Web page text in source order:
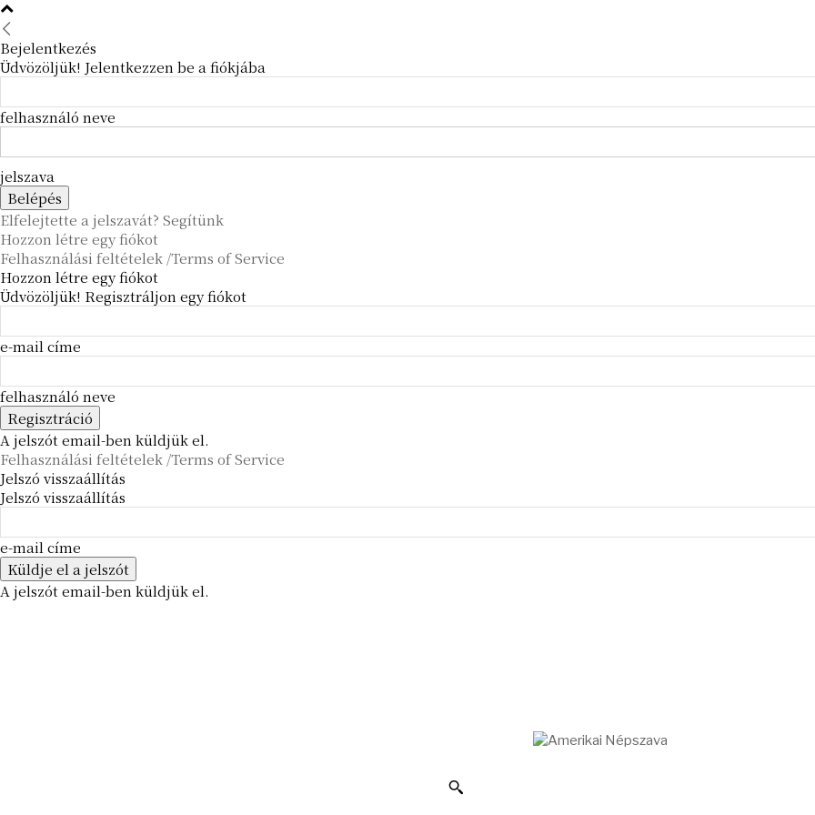
Bejelentkezés
Üdvözöljük! Jelentkezzen be a fiókjába
felhasználó neve
jelszava
Elfelejtette a jelszavát? Segítünk
Hozzon létre egy fiókot
Felhasználási feltételek /Terms of Service
Hozzon létre egy fiókot
Üdvözöljük! Regisztráljon egy fiókot
e-mail címe
felhasználó neve
A jelszót email-ben küldjük el.
Felhasználási feltételek /Terms of Service
Jelszó visszaállítás
Jelszó visszaállítás
e-mail címe
A jelszót email-ben küldjük el.